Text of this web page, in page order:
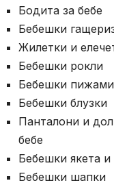
Бодита за бебе
Бебешки
Жилетки и
Бебешки рокли
Бебешки пижами
Бебешки блузки
Панталони и
бебе
Бебешки якета и
Бебешки шапки